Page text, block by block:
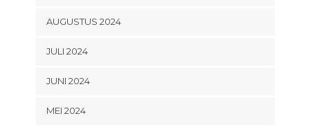
AUGUSTUS 2024
JULI 2024
JUNI 2024
MEI 2024